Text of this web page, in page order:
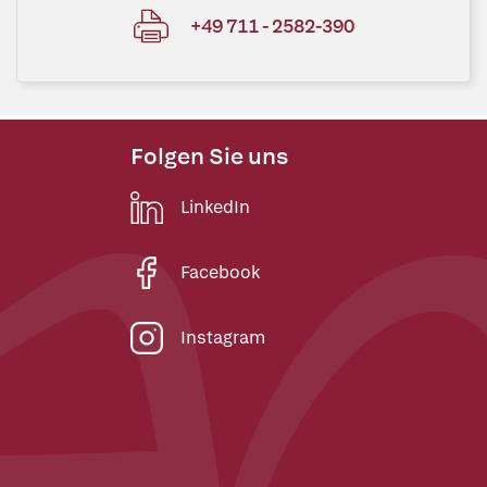
+49 711 - 2582-390
Folgen Sie uns
LinkedIn
Facebook
Instagram